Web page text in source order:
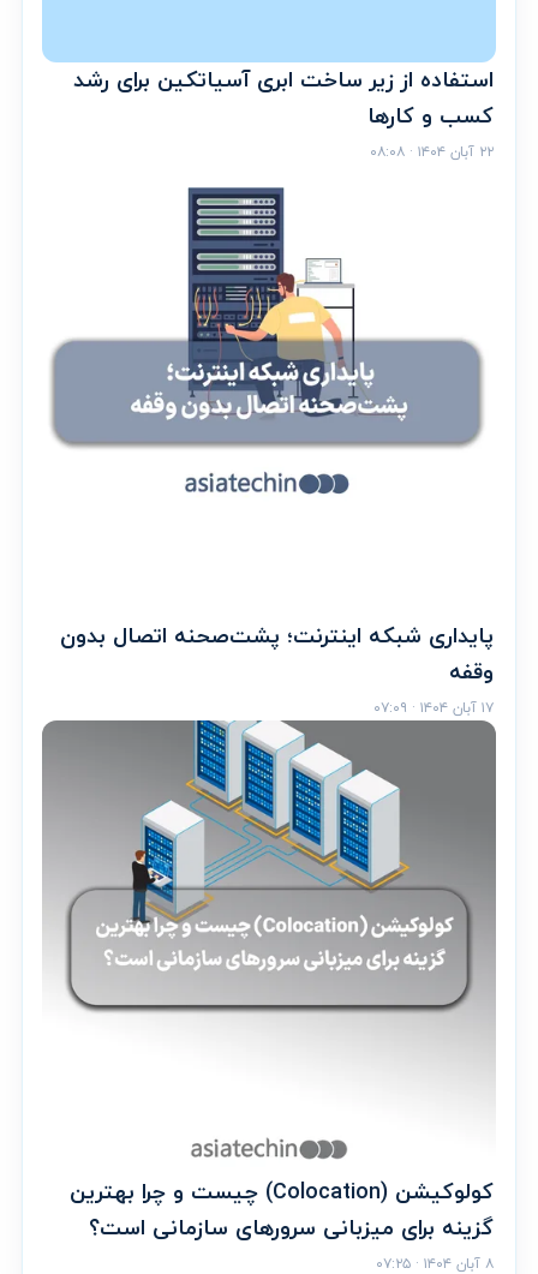
استفاده از زیر ساخت ابری آسیاتکین برای رشد
کسب و کارها
۲۲ آبان ۱۴۰۴ · ۰۸:۰۸
پایداری شبکه اینترنت؛ پشت‌صحنه اتصال بدون
وقفه
۱۷ آبان ۱۴۰۴ · ۰۷:۰۹
کولوکیشن (Colocation) چیست و چرا بهترین
گزینه برای میزبانی سرورهای سازمانی است؟
۸ آبان ۱۴۰۴ · ۰۷:۲۵